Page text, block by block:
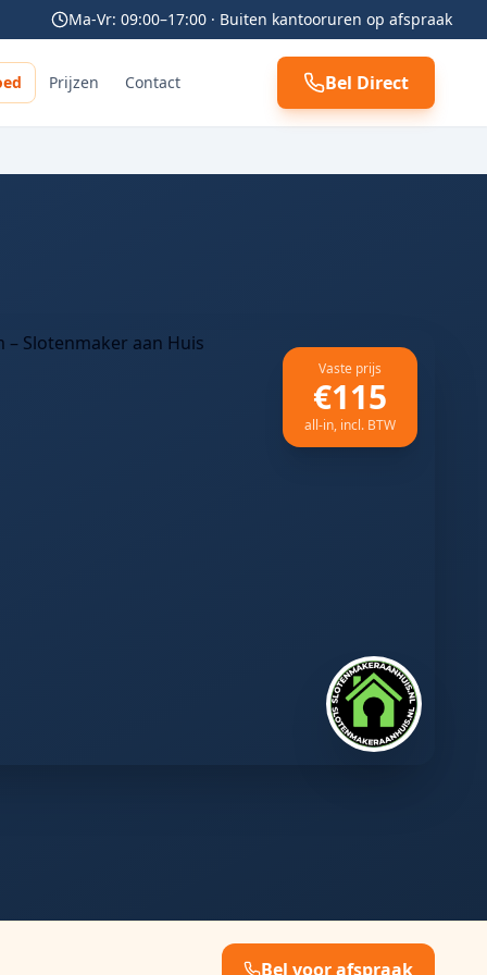
Ma-Vr: 09:00–17:00 · Buiten kantooruren op afspraak
Prijzen Contact Bel Direct
Vaste prijs
€115
all-in, incl. BTW
Bel voor afspraak